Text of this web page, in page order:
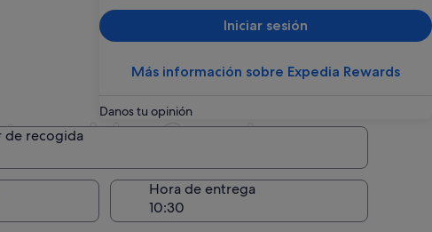
Iniciar sesión
Más información sobre Expedia Rewards
Danos tu opinión
en Islas Canarias
de recogida
de recogida
Hora de entrega